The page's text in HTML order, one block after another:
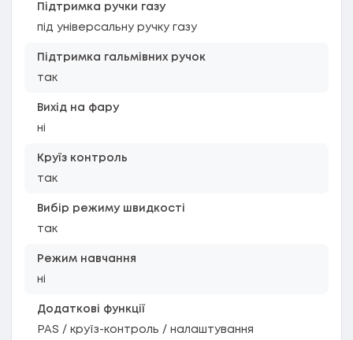
Підтримка ручки газу
під універсальну ручку газу
Підтримка гальмівних ручок
так
Вихід на фару
ні
Круїз контроль
так
Вибір режиму швидкості
так
Режим навчання
ні
Додаткові функції
PAS / круїз-контроль / налаштування